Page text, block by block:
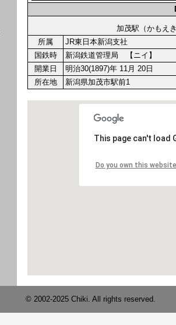
加茂駅（かも
所属
JR東日本新潟支社
国鉄時
新潟鉄道管理局 【ニイ】
開業日
明治30(1897)年 11月 20日
所在地
新潟県加茂市駅前1
© 2002-2025 Chiki. All rights reserved.